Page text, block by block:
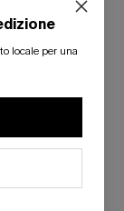
locale per una